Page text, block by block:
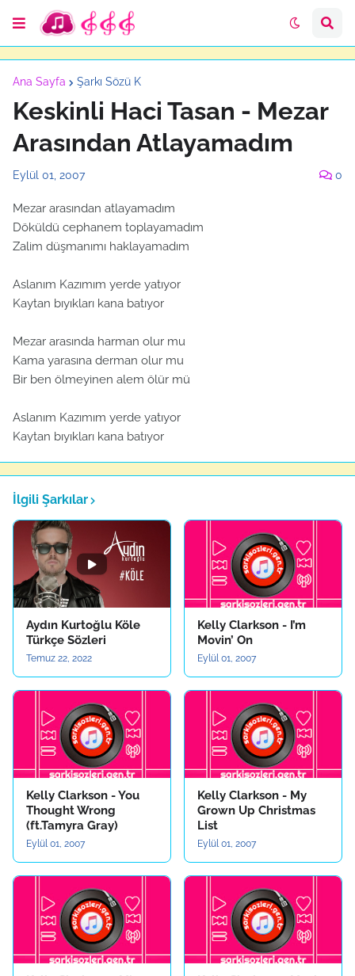
Ana Sayfa Şarkı Sözü K
Keskinli Haci Tasan - Mezar
Arasından Atlayamadım
Eylül 01, 2007 0
Mezar arasından atlayamadım
Döküldü cephanem toplayamadım
Zalim düşmanımı haklayamadım
Aslanım Kazımım yerde yatıyor
Kaytan bıyıkları kana batıyor
Mezar arasında harman olur mu
Kama yarasına derman olur mu
Bir ben ölmeyinen alem ölür mü
Aslanım Kazımım yerde yatıyor
Kaytan bıyıkları kana batıyor
İlgili Şarkılar
Aydın Kurtoğlu Köle
Türkçe Sözleri
Temuz 22, 2022
Kelly Clarkson - I’m
Movin’ On
Eylül 01, 2007
Kelly Clarkson - You
Thought Wrong
(ft.Tamyra Gray)
Eylül 01, 2007
Kelly Clarkson - My
Grown Up Christmas
List
Eylül 01, 2007